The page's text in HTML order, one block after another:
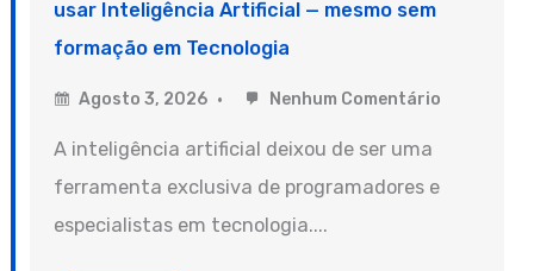
usar Inteligência Artificial — mesmo sem
formação em Tecnologia
Agosto 3, 2026 Nenhum Comentário
A inteligência artificial deixou de ser uma
ferramenta exclusiva de programadores e
especialistas em tecnologia....